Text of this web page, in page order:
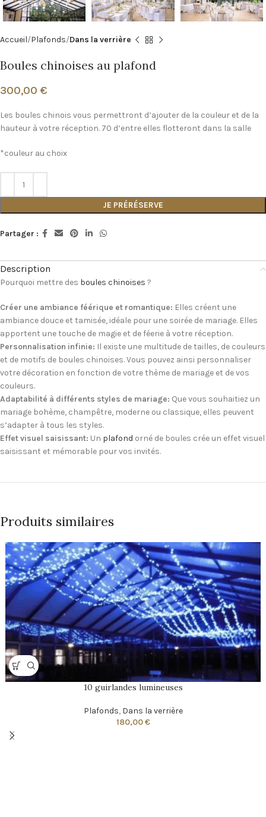
Accueil Plafonds Dans la verrière
Boules chinoises au plafond
300,00 €
Les boules chinois vous permettront d’ajouter de la couleur et de la
hauteur à votre réception. 70 d’entre elles flotteront dans la salle
*couleur au choix
JE PRÉRÉSERVE
Partager :
Description
Pourquoi mettre des boules chinoises ?
Créer une ambiance féérique et romantique: Elles créent une
ambiance douce et tamisée, idéale pour une soirée de mariage. Elles
apportent une touche de magie et de féerie à votre réception.
Personnalisation infinie: Il existe une multitude de tailles, de couleurs
et de motifs de boules chinoises. Vous pouvez ainsi personnaliser
votre décoration en fonction de votre thème de mariage et de vos
couleurs.
Adaptabilité à différents styles de mariage: Que vous souhaitiez un
mariage bohème, champêtre, moderne ou classique, elles peuvent
s’adapter à tous les styles.
Effet visuel saisissant: Un plafond orné de boules crée un effet visuel
saisissant et mémorable pour vos invités.
Produits similaires
10 guirlandes lumineuses
Plafonds, Dans la verrière
180,00€